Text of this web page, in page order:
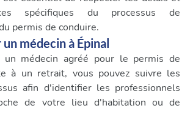
spécifiques du processus de
permis de conduire.
médecin à Épinal
un médecin agréé pour le permis de
à un retrait, vous pouvez suivre les
afin d'identifier les professionnels
de votre lieu d'habitation ou de